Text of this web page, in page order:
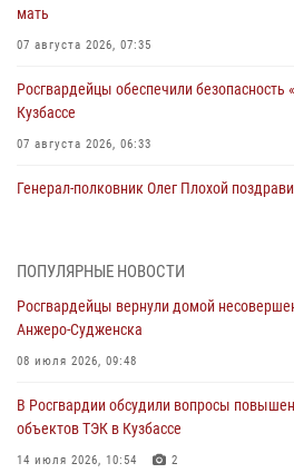
мать
07 августа 2026, 07:35
Росгвардейцы обеспечили
Кузбассе
07 августа 2026, 06:33
Генерал-полковник Олег Плохой
07 августа 2026, 05:32
С 1 сентября 2026 года вступает в силу
частной охранной деятельности
06 августа 2026, 10:19
Росгвардейцы задержали
ножевого ранения кемеровчанину
06 августа 2026, 09:18
ПОПУЛЯРНЫЕ НОВОСТИ
Росгвардейцы вернули домой
Анжеро-Судженска
08 июля 2026, 09:48
В Росгвардии обсудили вопросы
объектов ТЭК в Кузбассе
14 июля 2026, 10:54 2